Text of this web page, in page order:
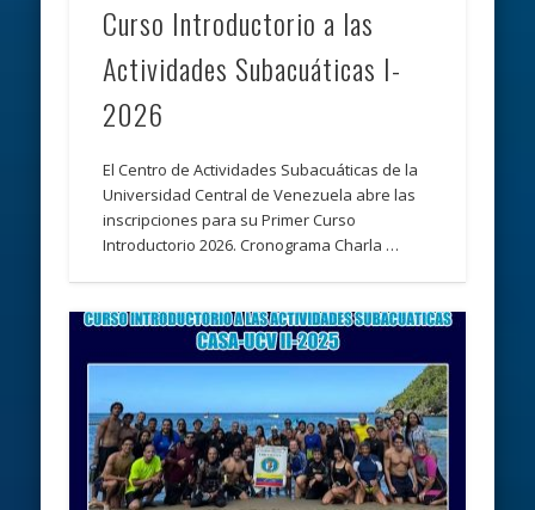
Curso Introductorio a las
Actividades Subacuáticas I-
2026
El Centro de Actividades Subacuáticas de la
Universidad Central de Venezuela abre las
inscripciones para su Primer Curso
Introductorio 2026. Cronograma Charla …